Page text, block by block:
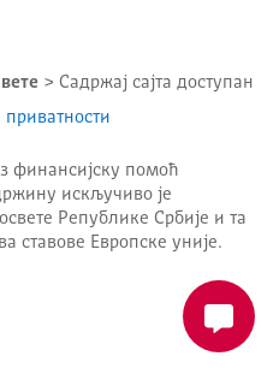
> Садржај сајта доступан
приватности
финансијску помоћ
искључиво је
Републике Србије и та
ставове Европске уније.